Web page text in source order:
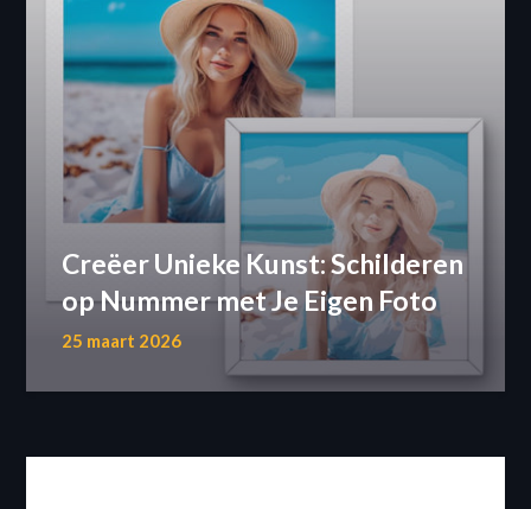
Creëer Unieke Kunst: Schilderen
op Nummer met Je Eigen Foto
25 maart 2026